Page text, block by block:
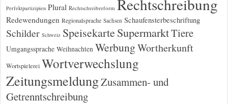
Perfektpartizipien Plural Rechtschreibreform Rechtschreibung
Redewendungen Regionalsprache Sachsen Schaufensterbeschriftung
Schilder Schweiz Speisekarte SupermarktTiere
Umgangssprache Weihnachten WerbungWortherkunft
Wortspielerei Wortverwechslung
ZeitungsmeldungZusammen- und
Getrenntschreibung